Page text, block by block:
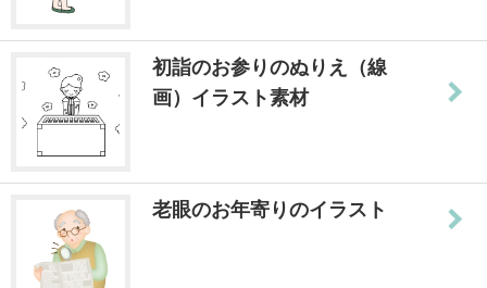
初詣のお参りのぬりえ（線
画）イラスト素材
老眼のお年寄りのイラスト